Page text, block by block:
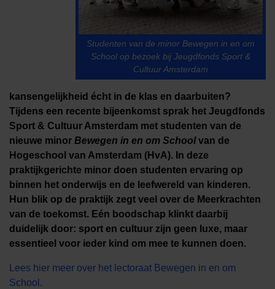
Studenten van de minor Bewegen in en om
School op bezoek bij Jeugdfonds Sport &
Cultuur Amsterdam
kansengelijkheid écht in de klas en daarbuiten?
Tijdens een recente bijeenkomst sprak het Jeugdfonds
Sport & Cultuur Amsterdam met studenten van de
nieuwe minor Bewegen in en om Schoolvan de
Hogeschool van Amsterdam (HvA). In deze
praktijkgerichte minor doen studenten ervaring op
binnen het onderwijs en de leefwereld van kinderen.
Hun blik op de praktijk zegt veel over de Meerkrachten
van de toekomst. Eén boodschap klinkt daarbij
duidelijk door: sport en cultuur zijn geen luxe, maar
essentieel voor ieder kind om mee te kunnen doen.
Lees hier meer over het lectoraat Bewegen in en om
School.